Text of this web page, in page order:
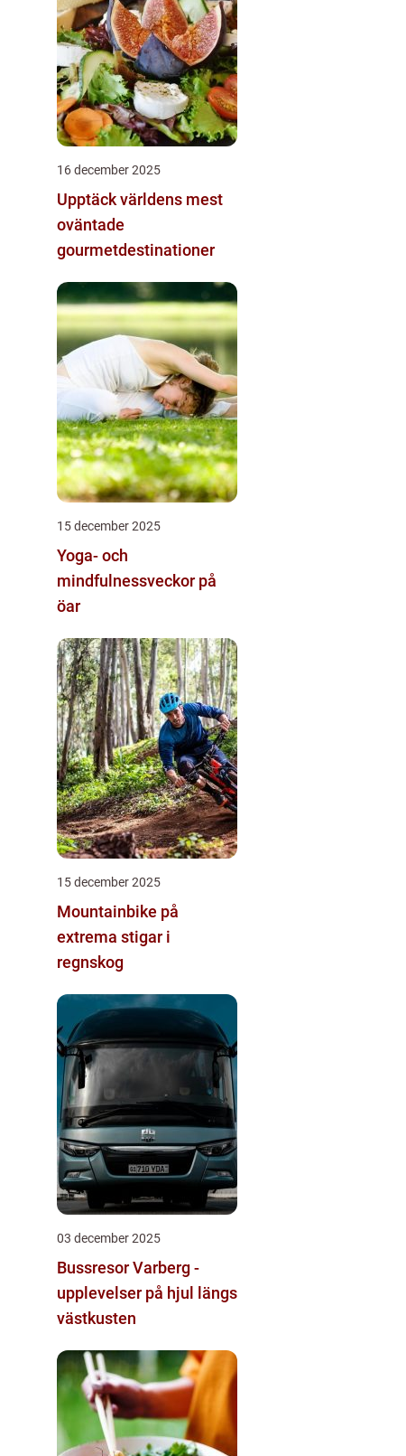
16 december 2025
Upptäck världens mest
oväntade
gourmetdestinationer
15 december 2025
Yoga- och
mindfulnessveckor på
öar
15 december 2025
Mountainbike på
extrema stigar i
regnskog
03 december 2025
Bussresor Varberg -
upplevelser på hjul längs
västkusten